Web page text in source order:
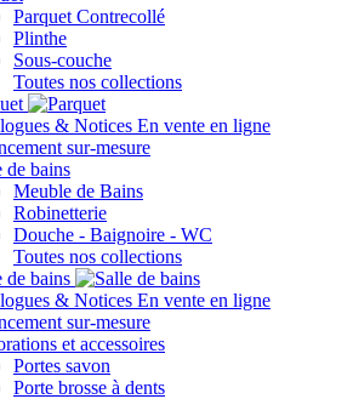
Parquet Contrecollé
Plinthe
Sous-couche
Toutes nos collections
& Notices En vente en ligne
sur-mesure
de bains
Meuble de Bains
Robinetterie
Douche - Baignoire - WC
Toutes nos collections
de bains
& Notices En vente en ligne
sur-mesure
et accessoires
Portes savon
Porte brosse à dents